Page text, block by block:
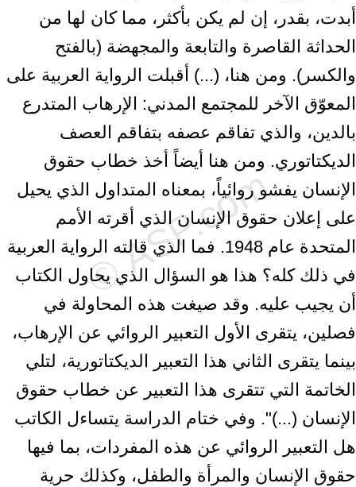
أبدت، بقدر، إن لم يكن بأكثر، مما كان لها من
الحداثة القاصرة والتابعة والمجهضة (بالفتح
والكسر). ومن هنا، (...) أقبلت الرواية العربية على
المعوّق الآخر للمجتمع المدني: الإرهاب المتدرع
بالدين، والذي تفاقم عصفه بتفاقم العصف
الديكتاتوري. ومن هنا أيضاً أخذ خطاب حقوق
الإنسان يفشو روائياً، بمعناه المتداول الذي يحيل
على إعلان حقوق الإنسان الذي أقرته الأمم
المتحدة عام 1948. فما الذي قالته الرواية العربية
في ذلك كله؟ هذا هو السؤال الذي يحاول الكتاب
أن يجيب عليه. وقد صيغت هذه المحاولة في
فصلين، يتقرى الأول التعبير الروائي عن الإرهاب،
بينما يتقرى الثاني هذا التعبير الديكتاتورية، لتلي
الخاتمة التي تتقرى هذا التعبير عن خطاب حقوق
الإنسان (...)". وفي ختام الدراسة يتساءل الكاتب
هل التعبير الروائي عن هذه المفردات، بما فيها
حقوق الإنسان والمرأة والطفل، وكذلك حرية